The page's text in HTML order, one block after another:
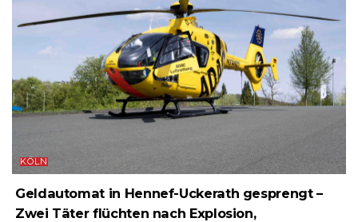
KÖLN
Geldautomat in Hennef-Uckerath gesprengt –
Zwei Täter flüchten nach Explosion,